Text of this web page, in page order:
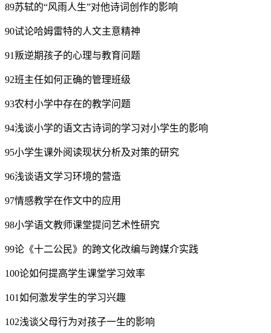
89苏轼的“风雨人生”对他诗词创作的影响
90试论哈姆雷特的人文主意精神
91叛逆期孩子的心理与教育问题
92班主任如何正确的管理班级
93农村小学中存在的教学问题
94浅谈小学的语文古诗词的学习对小学生的影响
95小学生课外阅读现状分析及对策的研究
96浅谈语文学习环境的营造
97情感教学在作文中的应用
98小学语文教师课堂提问艺术性研究
99论《十二公民》的跨文化改编与跨媒介实践
100论如何提高学生课堂学习效率
101如何激发学生的学习兴趣
102浅谈父母行为对孩子一生的影响